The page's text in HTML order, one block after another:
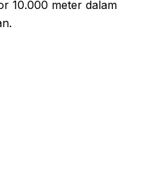
10.000 meter dalam